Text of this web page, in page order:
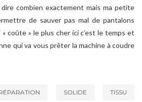
combien exactement mais ma petite
de sauver pas mal de pantalons
« coûte » le plus cher ici c’est le temps et
qui va vous prêter la machine à coudre
SOLIDE TISSU